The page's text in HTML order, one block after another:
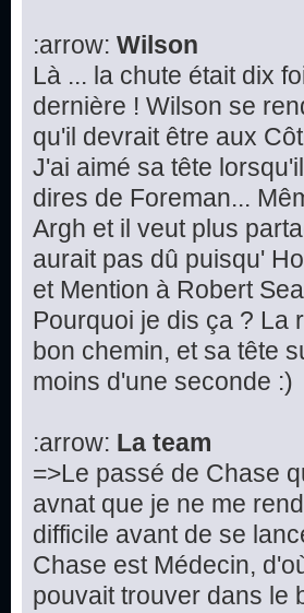
:arrow: Wilson
Là ... la chute était dix
dernière ! Wilson se
qu'il devrait être aux
J'ai aimé sa tête
dires de Foreman...
Argh et il veut plus
aurait pas dû puisqu'
et Mention à Robert
Pourquoi je dis ça ? La
bon chemin, et sa tête
moins d'une seconde :)
:arrow: La team
=>Le passé de Chase
avnat que je ne me
difficile avant de se
Chase est Médecin,
pouvait trouver dans le